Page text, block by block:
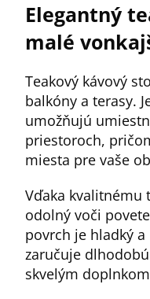
Elegantný
malé
Teakový kávový
balkóny a terasy.
umožňujú
priestoroch,
miesta pre vaše
Vďaka kvalitnému
odolný voči
povrch je hladký
zaručuje
skvelým